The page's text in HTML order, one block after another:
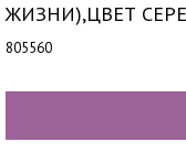
ЖИЗНИ),ЦВЕТ
805560